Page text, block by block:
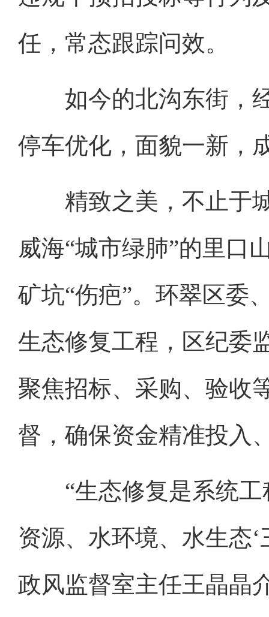
任，常态跟踪问效。
如今的北沟东街，经
停车优化，面貌一新，
精致之美，不止于城
威海“城市绿肺”的里口
矿坑“伤疤”。环翠区委
生态修复工程，区纪委
聚焦招标、采购、验收
督，确保资金精准投入
“生态修复是系统工
资源、水环境、水生态
政风监督室主任王晶晶